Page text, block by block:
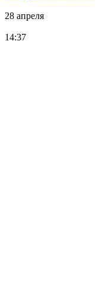
28 апреля
14:37